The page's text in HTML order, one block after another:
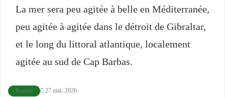
La mer sera peu agitée à belle en Méditerranée,
peu agitée à agitée dans le détroit de Gibraltar,
et le long du littoral atlantique, localement
agitée au sud de Cap Barbas.
Société 27 mai، 2026